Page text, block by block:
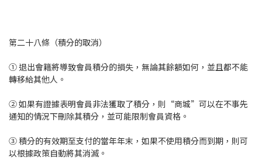
第二十八條（積分的取消）
① 退出會籍將導致會員積分的損失，無論其餘額如何，並且都不能
轉移給其他人。
② 如果有證據表明會員非法獲取了積分，則“商城”可以在不事先
通知的情況下刪除其積分，並可能限制會員資格。
③ 積分的有效期至支付的當年年末，如果不使用積分而到期，則可
以根據政策自動將其消滅。